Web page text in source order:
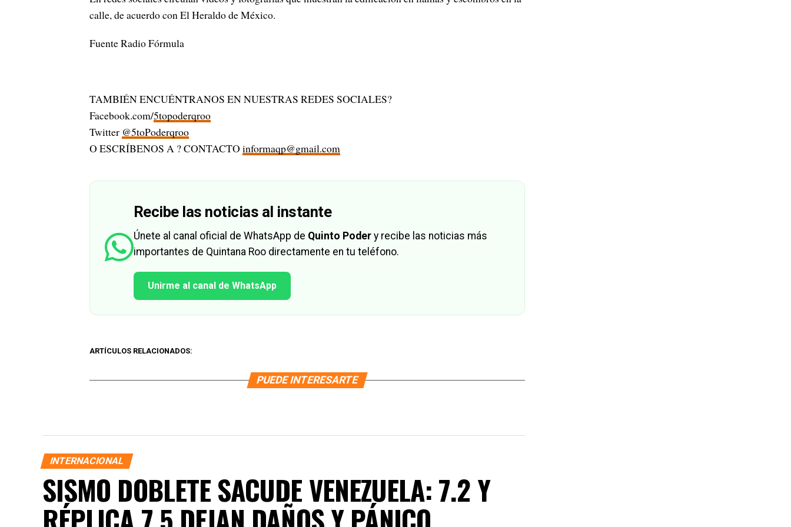
calle, de acuerdo con El Heraldo de México.
Fuente Radio Fórmula
TAMBIÉN ENCUÉNTRANOS EN NUESTRAS REDES SOCIALES?
Facebook.com/5topoderqroo
Twitter @5toPoderqroo
O ESCRÍBENOS A ? CONTACTO informaqp@gmail.com
Recibe las noticias al instante
Únete al canal oficial de WhatsApp de Quinto Poder y recibe las noticias más
importantes de Quintana Roo directamente en tu teléfono.
Unirme al canal de WhatsApp
ARTÍCULOS RELACIONADOS:
PUEDE INTERESARTE
INTERNACIONAL
SISMO DOBLETE SACUDE VENEZUELA: 7.2 Y